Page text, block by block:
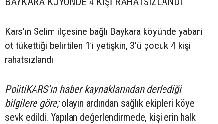
Kars’ın Selim ilçesine bağlı Baykara köyünde yabani
ot tükettiği belirtilen 1’i yetişkin, 3’ü çocuk 4 kişi
rahatsızlandı.
PolitiKARS’ın haber kaynaklarından derlediği
bilgilere göre;olayın ardından sağlık ekipleri köye
sevk edildi. Yapılan değerlendirmede, kişilerin halk